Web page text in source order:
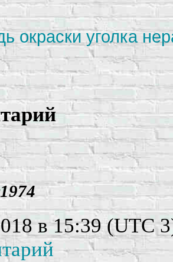
окраски уголка
в 15:39(UTC